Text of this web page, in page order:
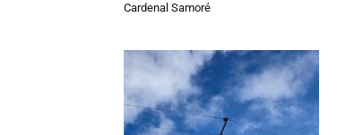
Cardenal Samoré